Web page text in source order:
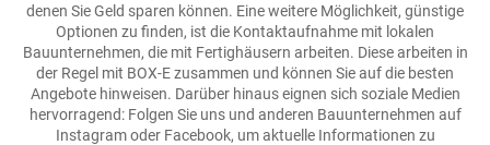
denen Sie Geld sparen können. Eine weitere Möglichkeit, günstige
Optionen zu finden, ist die Kontaktaufnahme mit lokalen
Bauunternehmen, die mit Fertighäusern arbeiten. Diese arbeiten in
der Regel mit BOX-E zusammen und können Sie auf die besten
Angebote hinweisen. Darüber hinaus eignen sich soziale Medien
hervorragend: Folgen Sie uns und anderen Bauunternehmen auf
Instagram oder Facebook, um aktuelle Informationen zu